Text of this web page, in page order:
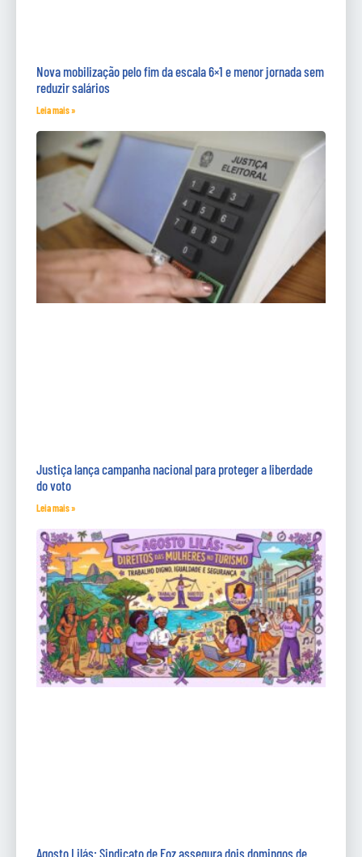
Nova mobilização pelo fim da escala 6×1 e menor jornada sem
reduzir salários
Leia mais »
Justiça lança campanha nacional para proteger a liberdade
do voto
Leia mais »
Agosto Lilás: Sindicato de Foz assegura dois domingos de